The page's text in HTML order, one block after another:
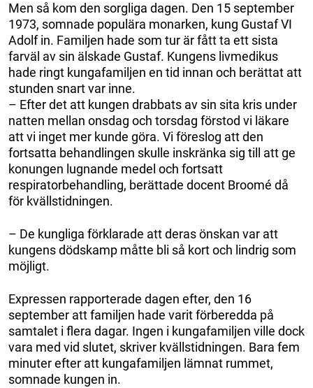
Men så kom den sorgliga dagen. Den 15 september
1973, somnade populära monarken, kung Gustaf VI
Adolf in. Familjen hade som tur är fått ta ett sista
farväl av sin älskade Gustaf. Kungens livmedikus
hade ringt kungafamiljen en tid innan och berättat att
stunden snart var inne.
– Efter det att kungen drabbats av sin sita kris under
natten mellan onsdag och torsdag förstod vi läkare
att vi inget mer kunde göra. Vi föreslog att den
fortsatta behandlingen skulle inskränka sig till att ge
konungen lugnande medel och fortsatt
respiratorbehandling, berättade docent Broomé då
för kvällstidningen.
– De kungliga förklarade att deras önskan var att
kungens dödskamp måtte bli så kort och lindrig som
möjligt.
Expressen rapporterade dagen efter, den 16
september att familjen hade varit förberedda på
samtalet i flera dagar. Ingen i kungafamiljen ville dock
vara med vid slutet, skriver kvällstidningen. Bara fem
minuter efter att kungafamiljen lämnat rummet,
somnade kungen in.